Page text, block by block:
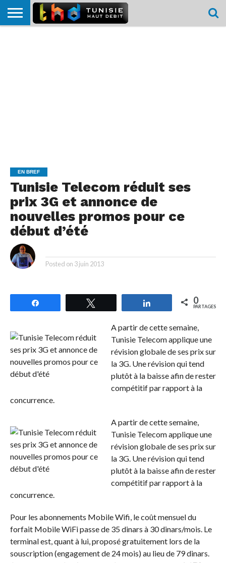
EN BREF
Tunisie Telecom réduit ses
prix 3G et annonce de
nouvelles promos pour ce
début d’été
Posted on 3 juin 2013
Partagez 0
PARTAGES
A partir de cette semaine,
Tunisie Telecom applique une
révision globale de ses prix sur
la 3G. Une révision qui tend
plutôt à la baisse afin de rester
compétitif par rapport à la
concurrence.
A partir de cette semaine,
Tunisie Telecom applique une
révision globale de ses prix sur
la 3G. Une révision qui tend
plutôt à la baisse afin de rester
compétitif par rapport à la
concurrence.
Pour les abonnements Mobile Wifi, le coût mensuel du
forfait Mobile WiFi passe de 35 dinars à 30 dinars/mois. Le
terminal est, quant à lui, proposé gratuitement lors de la
souscription (engagement de 24 mois) au lieu de 79 dinars.